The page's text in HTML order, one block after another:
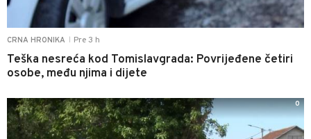
CRNA HRONIKA Pre 3 h
Teška nesreća kod Tomislavgrada: Povrijeđene četiri
osobe, među njima i dijete
0